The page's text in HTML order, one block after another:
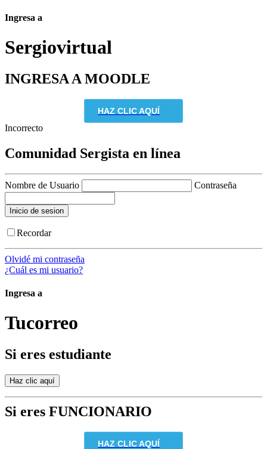
Ingresa a
Sergiovirtual
INGRESA A MOODLE
HAZ CLIC AQUÍ
Incorrecto
Comunidad Sergista en línea
Nombre de Usuario Contraseña
Recordar
Olvidé mi contraseña
¿Cuál es mi usuario?
Ingresa a
Tucorreo
Si eres estudiante
Si eres FUNCIONARIO
HAZ CLIC AQUÍ